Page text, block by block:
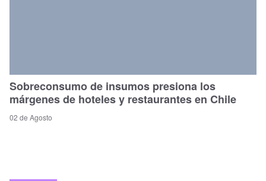
Sobreconsumo de insumos presiona los
márgenes de hoteles y restaurantes en Chile
02 de Agosto